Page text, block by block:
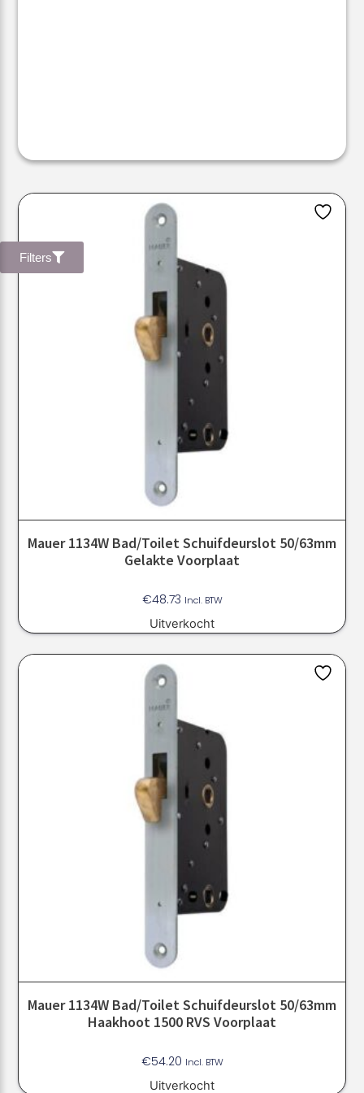
Filters
Mauer 1134W Bad/toilet Schuifdeurslot 50/63mm
Gelakte Voorplaat
€48.73 Incl. BTW
Uitverkocht
Mauer 1134W Bad/toilet Schuifdeurslot 50/63mm
Haakhoot 1500 RVS Voorplaat
€54.20 Incl. BTW
Uitverkocht